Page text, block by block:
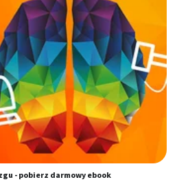
- pobierz darmowy ebook